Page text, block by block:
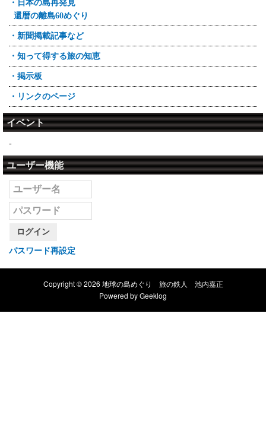
・日本の島再発見
還暦の離島60めぐり
・新聞掲載記事など
・知って得する旅の知恵
・掲示板
・リンクのページ
イベント
-
ユーザー機能
ログイン
パスワード再設定
Copyright © 2026 地球の島めぐり 旅の鉄人 池内嘉正
Powered byGeeklog